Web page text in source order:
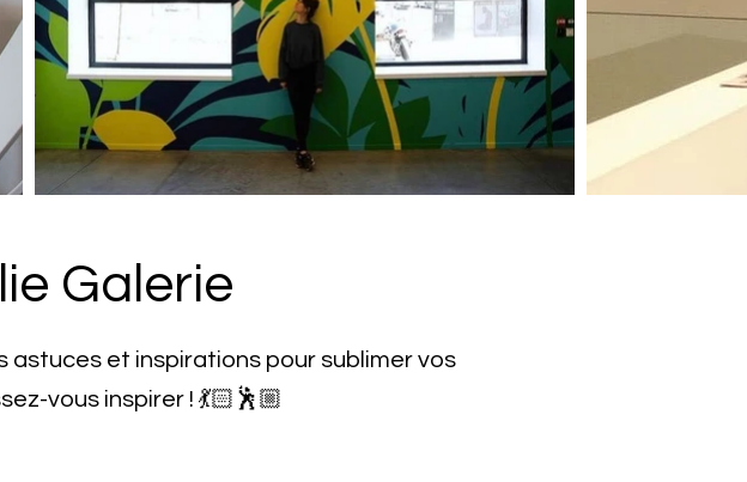
Galerie
astuces et inspirations pour sublimer vos
vous inspirer ! 💃🏻🕺🏼